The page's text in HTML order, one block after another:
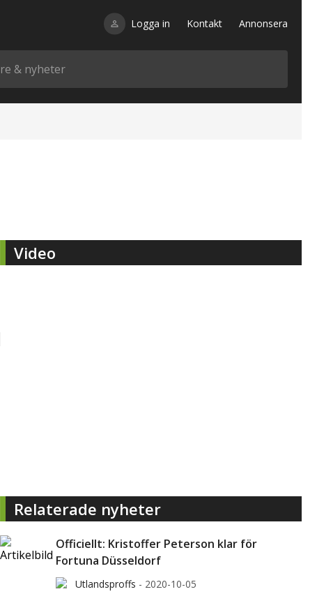
Logga in Kontakt Annonsera
Video
Relaterade nyheter
Officiellt: Kristoffer Peterson klar för
Fortuna Düsseldorf
Utlandsproffs - 2020-10-05